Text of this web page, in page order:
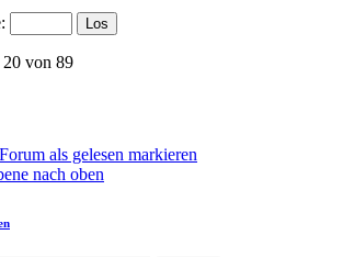
von 89
als gelesen markieren
nach oben